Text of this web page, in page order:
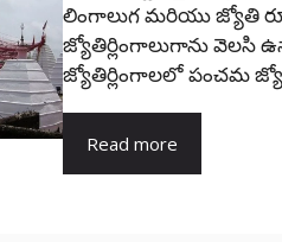
లింగాలుగ మరియు జ్యోతి
జ్యోతిర్లింగాలుగాను వెలసి
జ్యోతిర్లింగాలలో పంచమ
Read more